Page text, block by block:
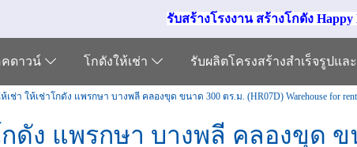
รับสร้างโรงงาน สร้างโกดัง Happy
คดาวน์ โกดังให้เช่า รับผลิตโครงสร้างสำเร็จรูปแ
เช่า ให้เช่าโกดัง แพรกษา บางพลี คลองขุด ขนาด 300 ตร.ม. (HR07D) Warehouse for rent
กดัง แพรกษา บางพลี คลองขุด